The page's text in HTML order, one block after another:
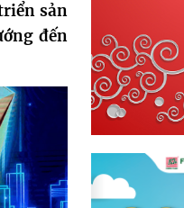
sản
đến